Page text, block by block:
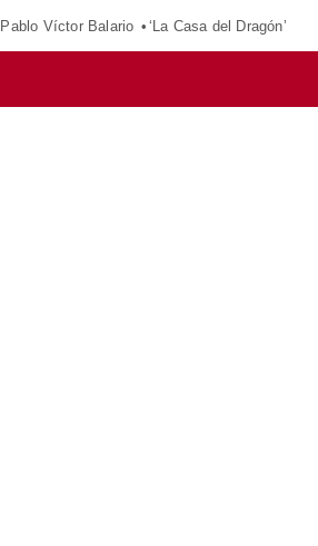
Pablo Víctor Balario ‘La Casa del Dragón’